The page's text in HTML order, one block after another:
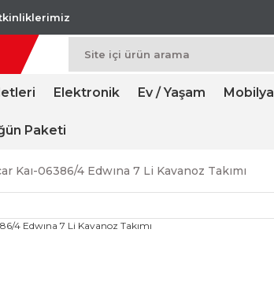
Elektronik Ev / Yaşam Mobilya
Paketi
Kaı-06386/4 Edwına 7 Li Kavanoz Takımı